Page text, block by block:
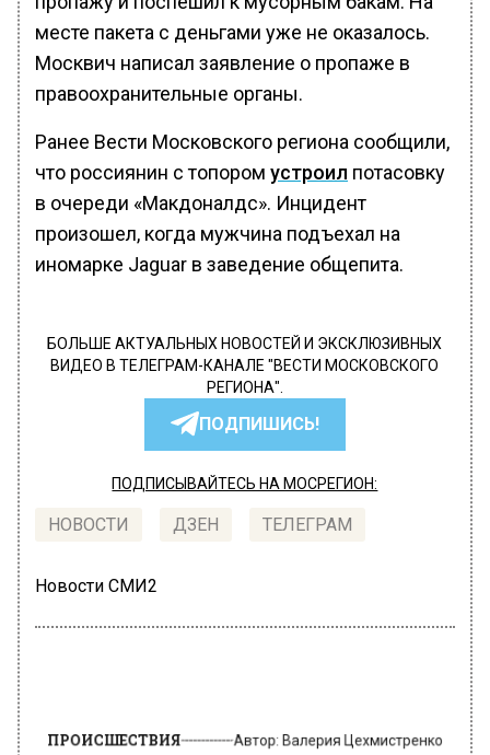
месте пакета с деньгами уже не оказалось.
Москвич написал заявление о пропаже в
правоохранительные органы.
Ранее Вести Московского региона сообщили,
что россиянин с топором устроил потасовку
в очереди «Макдоналдс». Инцидент
произошел, когда мужчина подъехал на
иномарке Jaguar в заведение общепита.
БОЛЬШЕ АКТУАЛЬНЫХ НОВОСТЕЙ И ЭКСКЛЮЗИВНЫХ
ВИДЕО В ТЕЛЕГРАМ-КАНАЛЕ "ВЕСТИ МОСКОВСКОГО
РЕГИОНА".
ПОДПИШИСЬ!
ПОДПИСЫВАЙТЕСЬ НА МОСРЕГИОН:
НОВОСТИ ДЗЕН ТЕЛЕГРАМ
Новости СМИ2
Россиянин с топором устроил